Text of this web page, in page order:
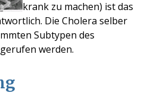
krank zu machen) ist das
Die Cholera selber
Subtypen des
werden.